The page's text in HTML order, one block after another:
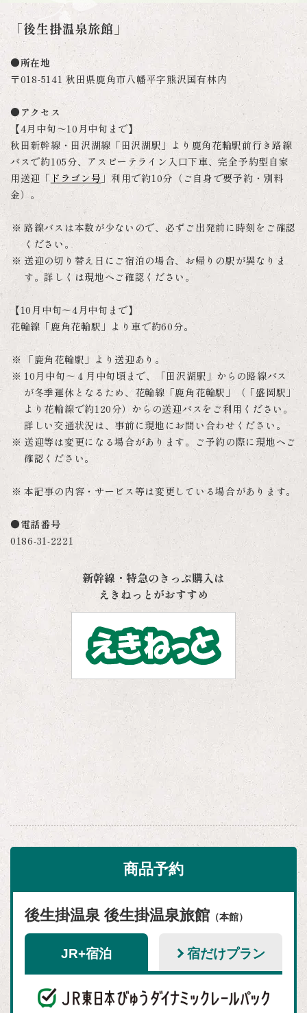
「後生掛温泉旅館」
●所在地
〒018-5141 秋田県鹿角市八幡平字熊沢国有林内
●アクセス
【4月中旬〜10月中旬まで】
秋田新幹線・田沢湖線「田沢湖駅」より鹿角花輪駅前行き路線
バスで約105分、アスピーテライン入口下車、完全予約型自家
用送迎「 ドラゴン号 」利用で約10分（ご自身で要予約・別料
金）。
路線バスは本数が少ないので、必ずご出発前に時刻をご確認
ください。
送迎の切り替え日にご宿泊の場合、お帰りの駅が異なりま
す。詳しくは現地へご確認ください。
【10月中旬〜4月中旬まで】
花輪線「鹿角花輪駅」より車で約60分。
「鹿角花輪駅」より送迎あり。
10月中旬～４月中旬頃まで、「田沢湖駅」からの路線バス
が冬季運休となるため、花輪線「鹿角花輪駅」（「盛岡駅」
より花輪線で約120分）からの送迎バスをご利用ください。
詳しい交通状況は、事前に現地にお問い合わせください。
送迎等は変更になる場合があります。ご予約の際に現地へご
確認ください。
本記事の内容・サービス等は変更している場合があります。
●電話番号
0186-31-2221
新幹線・特急のきっぷ購入は
えきねっとがおすすめ
商品予約
後生掛温泉 後生掛温泉旅館 （本館）
JR+宿泊 宿だけプラン